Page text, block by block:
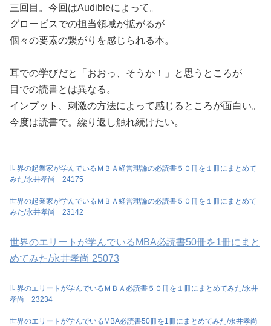
三回目。今回はAudibleによって。
グロービスでの担当領域が拡がるが
個々の要素の繋がりを感じられる本。
耳での学びだと「おおっ、そうか！」と思うところが
目での読書とは異なる。
インプット、刺激の方法によって感じるところが面白い。
今度は読書で。繰り返し触れ続けたい。
世界の起業家が学んでいるＭＢＡ経営理論の必読書５０冊を１冊にまとめて
みた/永井孝尚 24175
世界の起業家が学んでいるＭＢＡ経営理論の必読書５０冊を１冊にまとめて
みた/永井孝尚 23142
世界のエリートが学んでいるMBA必読書50冊を1冊にまと
めてみた/永井孝尚 25073
世界のエリートが学んでいるＭＢＡ必読書５０冊を１冊にまとめてみた/永井
孝尚 23234
世界のエリートが学んでいるMBA必読書50冊を1冊にまとめてみた/永井孝尚